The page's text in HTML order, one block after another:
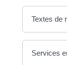
Textes de
Services